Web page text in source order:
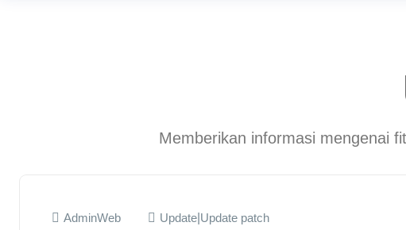
Memberikan informasi mengenai
AdminWeb Update Update patch